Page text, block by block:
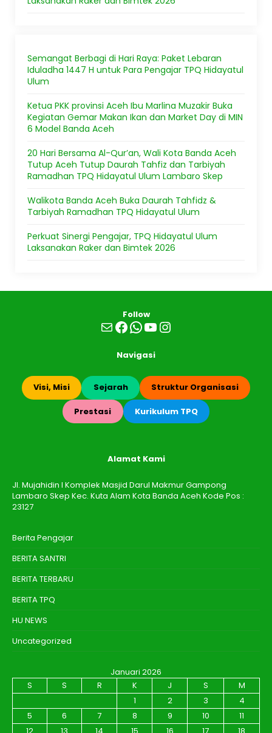
Semangat Berbagi di Hari Raya: Paket Lebaran
Iduladha 1447 H untuk Para Pengajar TPQ Hidayatul
Ulum
Ketua PKK provinsi Aceh Ibu Marlina Muzakir Buka
Kegiatan Gemar Makan Ikan dan Market Day di MIN
6 Model Banda Aceh
20 Hari Bersama Al-Qur’an, Wali Kota Banda Aceh
Tutup Aceh Tutup Daurah Tahfiz dan Tarbiyah
Ramadhan TPQ Hidayatul Ulum Lambaro Skep
Walikota Banda Aceh Buka Daurah Tahfidz &
Tarbiyah Ramadhan TPQ Hidayatul Ulum
Perkuat Sinergi Pengajar, TPQ Hidayatul Ulum
Laksanakan Raker dan Bimtek 2026
Follow
MailFacebook
WhatsApp
YouTube
Instagram
Navigasi
Visi, Misi Sejarah Struktur Organisasi
Prestasi Kurikulum TPQ
Alamat Kami
Jl. Mujahidin I Komplek Masjid Darul Makmur Gampong
Lambaro Skep Kec. Kuta Alam Kota Banda Aceh Kode Pos :
23127
Berita Pengajar
BERITA SANTRI
BERITA TERBARU
BERITA TPQ
HU NEWS
Uncategorized
Januari 2026
S
S R K J S
M
1
2 3
4
5
6 7 8 9 10
11